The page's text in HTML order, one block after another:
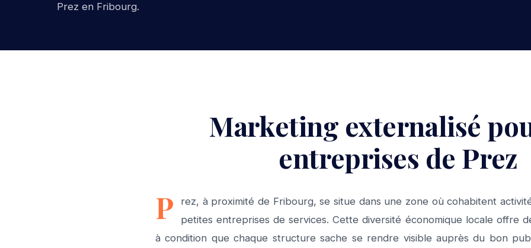
Prez en Fribourg.
Marketing externalisé
entreprises de Prez
P
rez, à proximité de Fribourg, se situe dans une zone où cohabitent
petites entreprises de services. Cette diversité économique locale offre
à condition que chaque structure sache se rendre visible auprès du bon